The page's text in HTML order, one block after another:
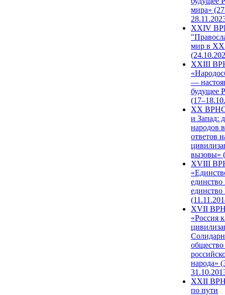
мира»
XXIV
мир в
XXIII
—
будущее
XX ВРНС
и Запад:
народов
ответов
вызовы»
XVIII
единство
единство
XVII
«Россия
народа»
XXII
по пути